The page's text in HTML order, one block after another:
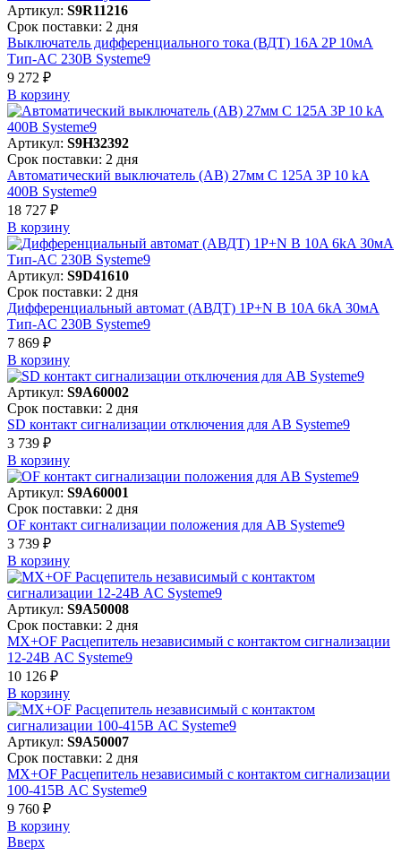
Артикул: S9R11216
Срок поставки: 2 дня
Выключатель дифференциального тока (ВДТ) 16A 2P 10мА
Тип-AC 230В Systeme9
9 272 ₽
В корзинy
Артикул: S9H32392
Срок поставки: 2 дня
Автоматический выключатель (АВ) 27мм C 125A 3P 10 kA
400В Systeme9
18 727 ₽
В корзинy
Артикул: S9D41610
Срок поставки: 2 дня
Дифференциальный автомат (АВДТ) 1P+N B 10A 6kA 30мА
Тип-AC 230В Systeme9
7 869 ₽
В корзинy
Артикул: S9A60002
Срок поставки: 2 дня
SD контакт сигнализации отключения для АВ Systeme9
3 739 ₽
В корзинy
Артикул: S9A60001
Срок поставки: 2 дня
OF контакт сигнализации положения для АВ Systeme9
3 739 ₽
В корзинy
Артикул: S9A50008
Срок поставки: 2 дня
MX+OF Расцепитель независимый с контактом сигнализации
12-24В AC Systeme9
10 126 ₽
В корзинy
Артикул: S9A50007
Срок поставки: 2 дня
MX+OF Расцепитель независимый с контактом сигнализации
100-415В AC Systeme9
9 760 ₽
В корзинy
Вверх